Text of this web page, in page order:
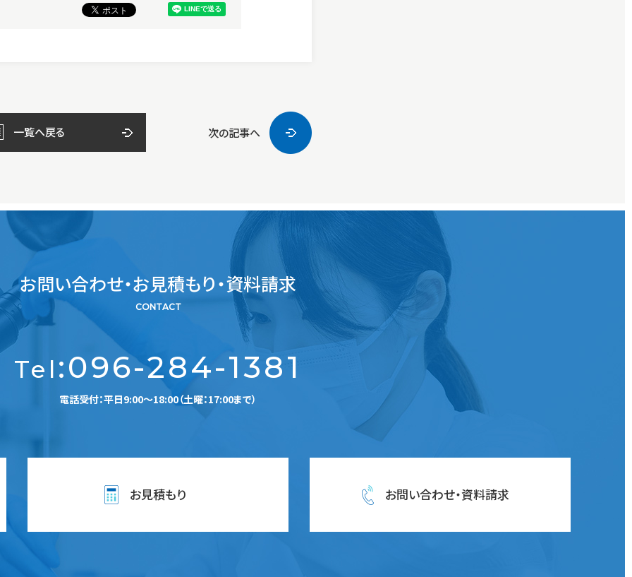
一覧へ戻る 次の記事へ
お問い合わせ・お見積もり・資料請求
CONTACT
Tel:096-284-1381
電話受付：平日9:00～18:00（土曜：17:00まで）
お見積もり お問い合わせ・資料請求